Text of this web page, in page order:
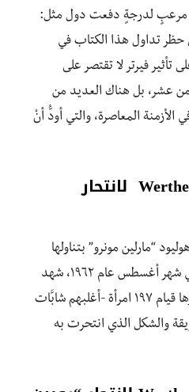
مرعبٍ لدرجةٍ دفعت دول مثل:
حظر تداول هذا الكتاب في
تأثير فيرتر لا تقتصر على
عشر، بل هناك العديد من
المعاصرة، والتي أودُّ أنْ
تأثير فيرتر Werther Effect لانتحار
“مارلين مونرو” بتناولها
جرعةٍ كبيرةٍ من المنشطات في شهر أغسطس عام ١٩٦٢، شهد
شهر أكتوبر التَّالي لشهر انتحارها قيام ١٩٧ امرأة -أغلبهم شابَّات
والشكل الذي انتحرت به